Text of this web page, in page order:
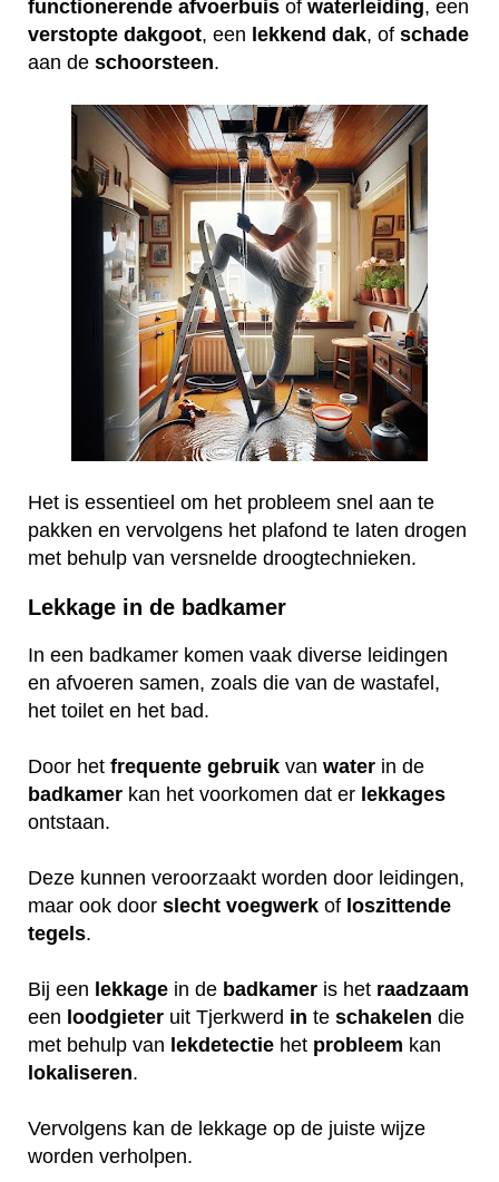
functionerende afvoerbuis of waterleiding, een
verstopte dakgoot, een lekkend dak, of schade
aan de schoorsteen.
Het is essentieel om het probleem snel aan te
pakken en vervolgens het plafond te laten drogen
met behulp van versnelde droogtechnieken.
Lekkage in de badkamer
In een badkamer komen vaak diverse leidingen
en afvoeren samen, zoals die van de wastafel,
het toilet en het bad.
Door het frequente gebruik van water in de
badkamer kan het voorkomen dat er lekkages
ontstaan.
Deze kunnen veroorzaakt worden door leidingen,
maar ook door slecht voegwerk of loszittende
tegels.
Bij een lekkage in de badkamer is het raadzaam
een loodgieter uit Tjerkwerd in te schakelen die
met behulp van lekdetectie het probleem kan
lokaliseren.
Vervolgens kan de lekkage op de juiste wijze
worden verholpen.